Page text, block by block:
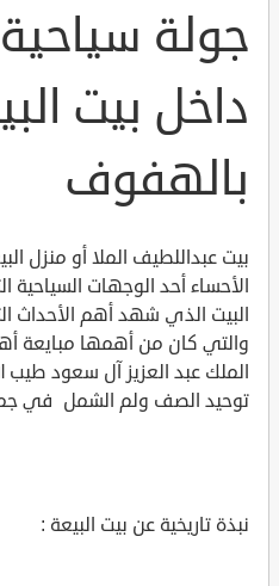
جولة سياحية
داخل بيت
بالهفوف
بيت عبداللطيف الملا أو منزل
الأحساء أحد الوجهات السياحية
البيت الذي شهد أهم الأحداث
والتي كان من أهمها مبايعة
الملك عبد العزيز آل سعود طيب
توحيد الصف ولم الشمل في
نبذة تاريخية عن بيت البيعة :